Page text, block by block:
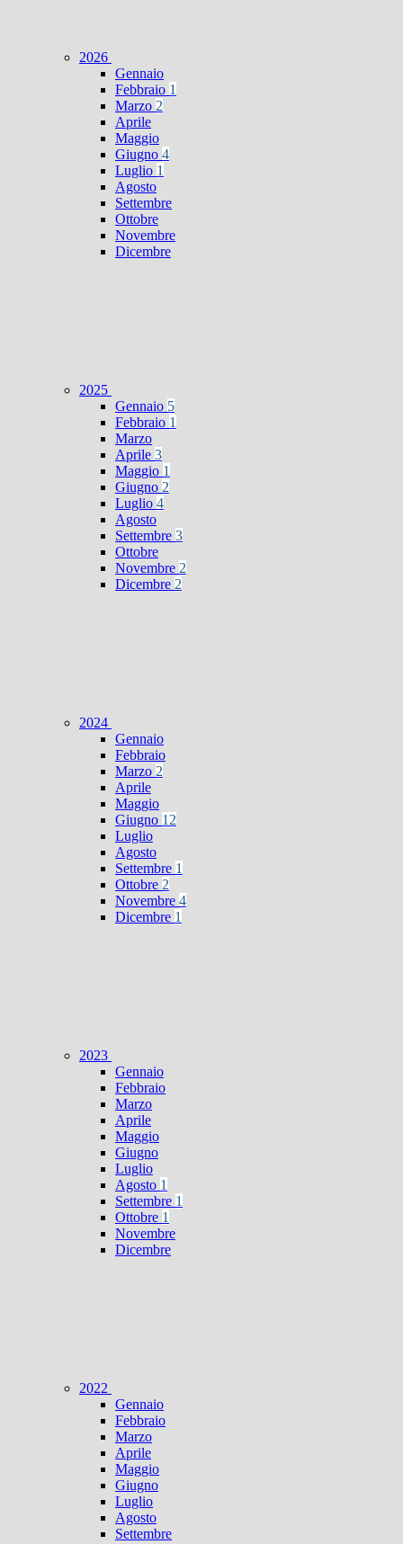
2026
Gennaio
Febbraio 1
Marzo 2
Aprile
Maggio
Giugno 4
Luglio 1
Agosto
Settembre
Ottobre
Novembre
Dicembre
2025
Gennaio 5
Febbraio 1
Marzo
Aprile 3
Maggio 1
Giugno 2
Luglio 4
Agosto
Settembre 3
Ottobre
Novembre 2
Dicembre 2
2024
Gennaio
Febbraio
Marzo 2
Aprile
Maggio
Giugno 12
Luglio
Agosto
Settembre 1
Ottobre 2
Novembre 4
Dicembre 1
2023
Gennaio
Febbraio
Marzo
Aprile
Maggio
Giugno
Luglio
Agosto 1
Settembre 1
Ottobre 1
Novembre
Dicembre
2022
Gennaio
Febbraio
Marzo
Aprile
Maggio
Giugno
Luglio
Agosto
Settembre